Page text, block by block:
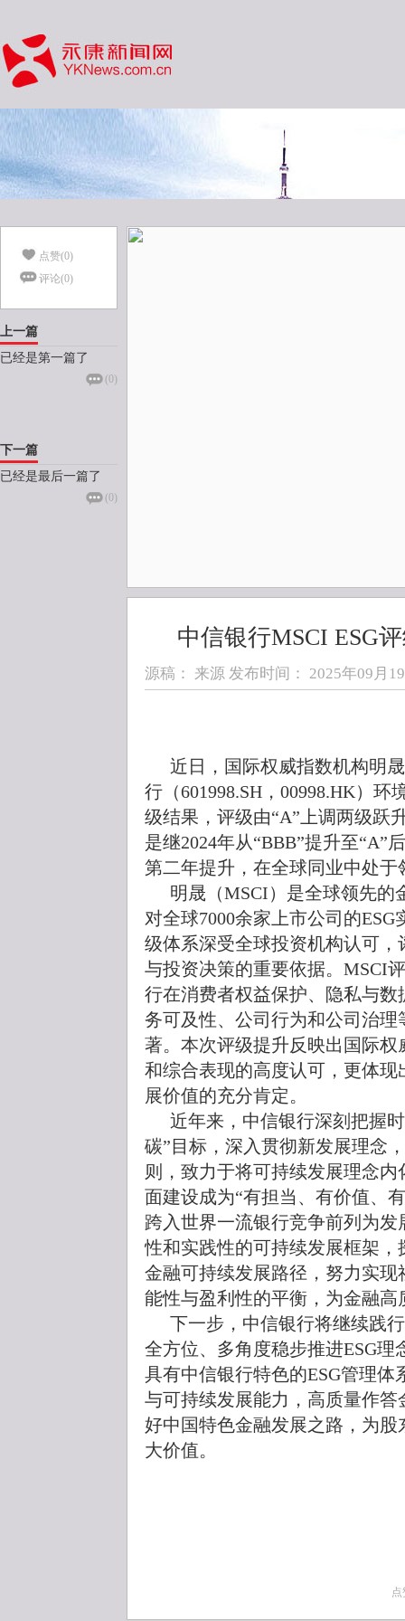
点赞(0)
评论(0)
上一篇
已经是第一篇了
(0)
下一篇
已经是最后一篇了
(0)
中信银行MSCI ESG
源稿： 来源 发布时间： 2025年09月
近日，国际权威指数机构明
行（601998.SH，00998.HK）
级结果，评级由“A”上调两级跃
是继2024年从“BBB”提升至“A”
第二年提升，在全球同业中处于
明晟（MSCI）是全球领先的
对全球7000余家上市公司的
级体系深受全球投资机构认可
与投资决策的重要依据。MSCI
行在消费者权益保护、隐私与
务可及性、公司行为和公司治
著。本次评级提升反映出国际权
和综合表现的高度认可，更体
展价值的充分肯定。
近年来，中信银行深刻把握
碳”目标，深入贯彻新发展理念
则，致力于将可持续发展理念
面建设成为“有担当、有价值、
跨入世界一流银行竞争前列为
性和实践性的可持续发展框架
金融可持续发展路径，努力实
能性与盈利性的平衡，为金融
下一步，中信银行将继续践
全方位、多角度稳步推进ESG
具有中信银行特色的ESG管理
与可持续发展能力，高质量作
好中国特色金融发展之路，为
大价值。
点